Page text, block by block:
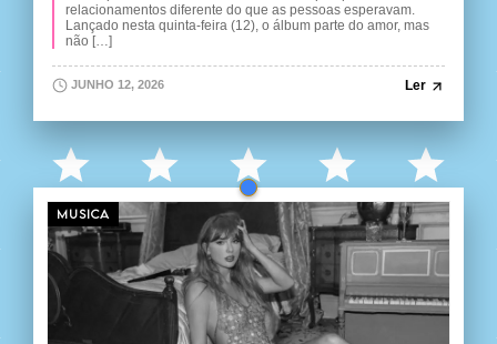
relacionamentos diferente do que as pessoas esperavam.
Lançado nesta quinta-feira (12), o álbum parte do amor, mas
não […]
JUNHO 12, 2026 Ler
MUSICA